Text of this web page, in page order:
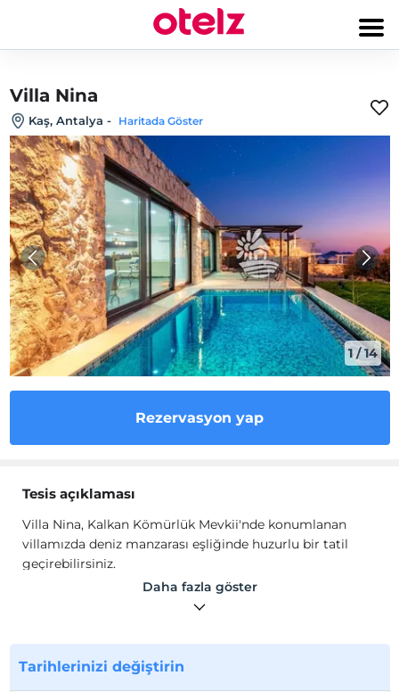
Villa Nina
Kaş, Antalya - Haritada Göster
1/14
Rezervasyon yap
Tesis açıklaması
Villa Nina, Kalkan Kömürlük Mevkii'nde konumlanan
villamızda deniz manzarası eşliğinde huzurlu bir tatil
geçirebilirsiniz.
Denize yürüme mesafesinde bulunan Villa Nina iki kişi
konaklama kapasitesine sahiptir.
Merkeze 1 km., restoran 300 m., hastaneye 1,3 km.,
Daha fazla göster
Tarihlerinizi değiştirin